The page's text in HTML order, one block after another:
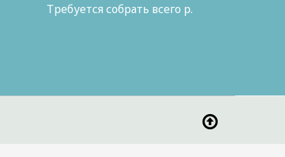
Требуется собрать всего р.